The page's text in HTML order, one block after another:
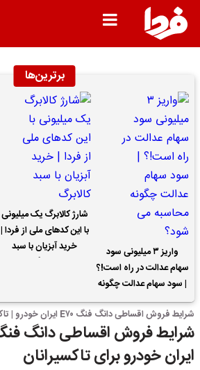
برترین‌ها
واریز ۳ میلیونی سود
سهام عدالت در راه است!؟
| سود سهام عدالت چگونه
محاسبه می شود؟
شارژ کالابرگ یک میلیونی
با این کدهای ملی از فردا |
خرید آبزیان با سبد
شرایط فروش اقساطی دانگ فنگ E۷۰ ایران خودرو | تاکسی برقی ویژه تاکسیرانان
ایران خودرو برای تاکسیرانان